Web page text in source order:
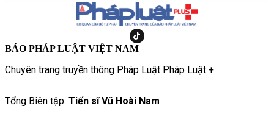
BÁO PHÁP LUẬT VIỆT NAM
Chuyên trang truyền thông Pháp Luật Pháp Luật +
Tổng Biên tập: Tiến sĩ Vũ Hoài Nam